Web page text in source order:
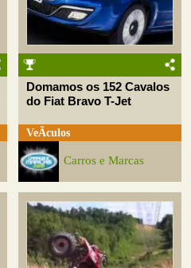
Domamos os 152 Cavalos
do Fiat Bravo T-Jet
VeÃ­culos
Carros e Marcas